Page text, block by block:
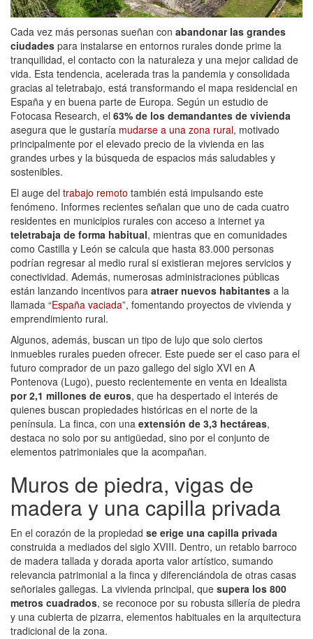
Cada vez más personas sueñan con abandonar las grandes
ciudades para instalarse en entornos rurales donde prime la
tranquilidad, el contacto con la naturaleza y una mejor calidad de
vida. Esta tendencia, acelerada tras la pandemia y consolidada
gracias al teletrabajo, está transformando el mapa residencial en
España y en buena parte de Europa. Según un estudio de
Fotocasa Research, el 63% de los demandantes de vivienda
asegura que le gustaría mudarse a una zona rural, motivado
principalmente por el elevado precio de la vivienda en las
grandes urbes y la búsqueda de espacios más saludables y
sostenibles.
El auge del trabajo remoto también está impulsando este
fenómeno. Informes recientes señalan que uno de cada cuatro
residentes en municipios rurales con acceso a internet ya
teletrabaja de forma habitual, mientras que en comunidades
como Castilla y León se calcula que hasta 83.000 personas
podrían regresar al medio rural si existieran mejores servicios y
conectividad. Además, numerosas administraciones públicas
están lanzando incentivos para atraer nuevos habitantes a la
llamada “España vaciada”, fomentando proyectos de vivienda y
emprendimiento rural.
Algunos, además, buscan un tipo de lujo que solo ciertos
inmuebles rurales pueden ofrecer. Este puede ser el caso para el
futuro comprador de un pazo gallego del siglo XVI en A
Pontenova (Lugo), puesto recientemente en venta en Idealista
por 2,1 millones de euros, que ha despertado el interés de
quienes buscan propiedades históricas en el norte de la
península. La finca, con una extensión de 3,3 hectáreas,
destaca no solo por su antigüedad, sino por el conjunto de
elementos patrimoniales que la acompañan.
Muros de piedra, vigas de
madera y una capilla privada
En el corazón de la propiedad se erige una capilla privada
construida a mediados del siglo XVIII. Dentro, un retablo barroco
de madera tallada y dorada aporta valor artístico, sumando
relevancia patrimonial a la finca y diferenciándola de otras casas
señoriales gallegas. La vivienda principal, que supera los 800
metros cuadrados, se reconoce por su robusta sillería de piedra
y una cubierta de pizarra, elementos habituales en la arquitectura
tradicional de la zona.